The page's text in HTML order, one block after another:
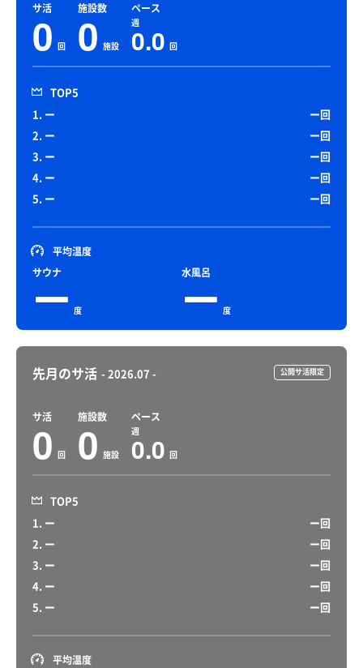
サ活
0 回
施設数
0 施設
ペース
週
0.0 回
TOP5
1. ー
ー回
2. ー
ー回
3. ー
ー回
4. ー
ー回
5. ー
ー回
平均温度
サウナ
ー 度
水風呂
ー 度
先月のサ活 - 2026.07 - 公開サ活限定
サ活
0 回
施設数
0 施設
ペース
週
0.0 回
TOP5
1. ー
ー回
2. ー
ー回
3. ー
ー回
4. ー
ー回
5. ー
ー回
平均温度